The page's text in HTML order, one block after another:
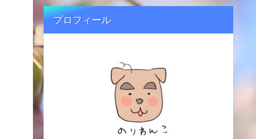
プロフィール